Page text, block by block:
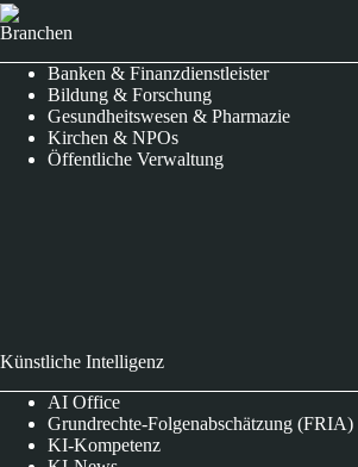
Branchen
Banken & Finanzdienstleister
Bildung & Forschung
Gesundheitswesen & Pharmazie
Kirchen & NPOs
Öffentliche Verwaltung
Künstliche Intelligenz
AI Office
Grundrechte-Folgenabschätzung (FRIA)
KI-Kompetenz